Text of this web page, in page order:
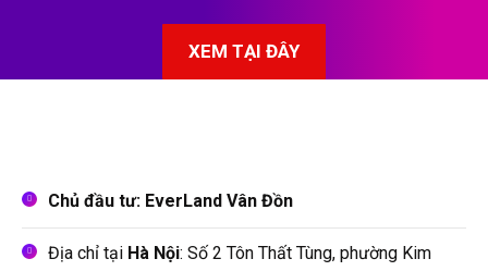
XEM TẠI ĐÂY
Chủ đầu tư: EverLand Vân Đồn
Địa chỉ tại Hà Nội: Số 2 Tôn Thất Tùng, phường Kim